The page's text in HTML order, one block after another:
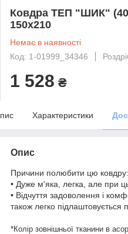
Ковдра ТЕП "ШИК"
150x210
Немає в наявності
Код: 1-01999_34346
1 528 ₴
Характеристики
Опис
Причини полюбити цю ковдру:
• Дуже м'яка, легка, але при
• Відчуття задоволення і
також легко підлаштовується
*Колір зовнішньої тканини в